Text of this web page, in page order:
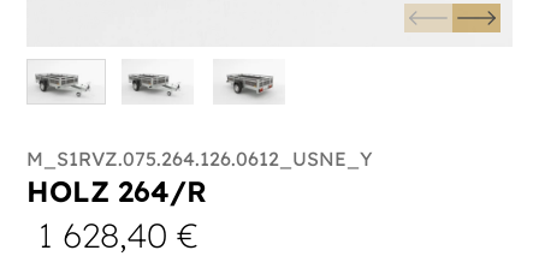
M_S1RVZ.075.264.126.0612_USNE_Y
HOLZ 264/R
1 628,40€